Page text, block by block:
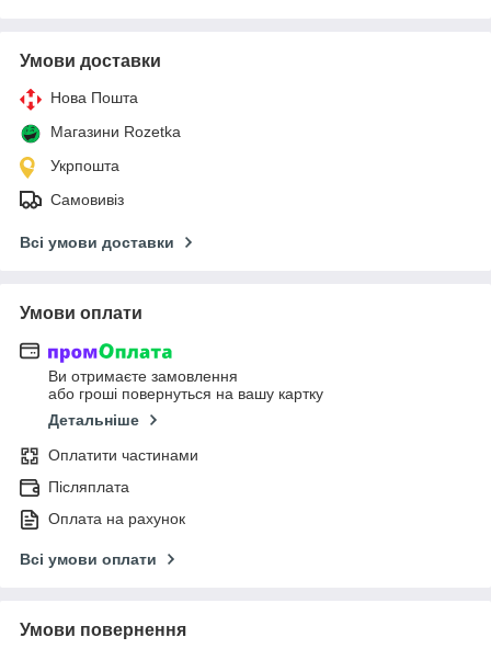
Умови доставки
Нова Пошта
Магазини Rozetka
Укрпошта
Самовивіз
Всі умови доставки
Умови оплати
Ви отримаєте замовлення
або гроші повернуться на вашу картку
Детальніше
Оплатити частинами
Післяплата
Оплата на рахунок
Всі умови оплати
Умови повернення